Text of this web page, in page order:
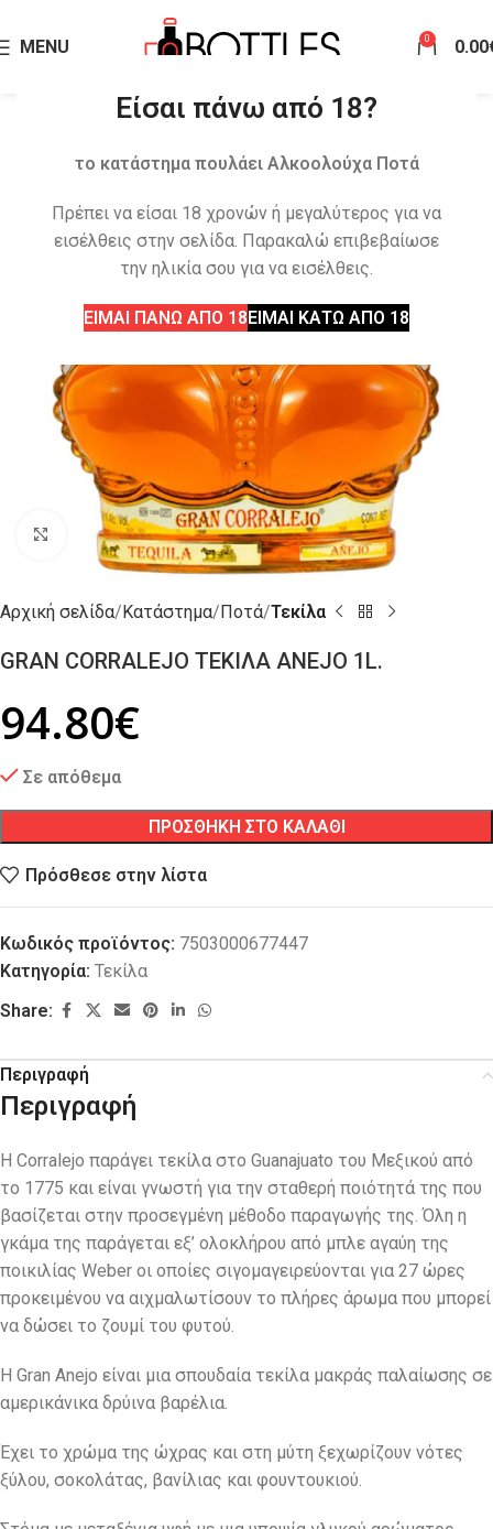
Είσαι πάνω από 18?
το κατάστημα πουλάει Αλκοολούχα Ποτά
Πρέπει να είσαι 18 χρονών ή μεγαλύτερος για να
εισέλθεις στην σελίδα. Παρακαλώ επιβεβαίωσε
την ηλικία σου για να εισέλθεις.
ΕΙΜΑΙ ΠΑΝΩ ΑΠΟ 18ΕΙΜΑΙ ΚΑΤΩ ΑΠΟ 18
MENU 0 0.00
Click to enlarge
Αρχική σελίδα Κατάστημα Ποτά Τεκίλα
GRAN CORRALEJO ΤΕΚΙΛΑ ANEJO 1L.
94.80€
Σε απόθεμα
ΠΡΟΣΘΗΚΗ ΣΤΟ ΚΑΛΑΘΙ
Πρόσθεσε στην λίστα
Κωδικός προϊόντος: 7503000677447
Κατηγορία: Τεκίλα
Share:
Περιγραφή
Περιγραφή
Η Corralejo παράγει τεκίλα στο Guanajuato του Μεξικού από
το 1775 και είναι γνωστή για την σταθερή ποιότητά της που
βασίζεται στην προσεγμένη μέθοδο παραγωγής της. Όλη η
γκάμα της παράγεται εξ’ ολοκλήρου από μπλε αγαύη της
ποικιλίας Weber οι οποίες σιγομαγειρεύονται για 27 ώρες
προκειμένου να αιχμαλωτίσουν το πλήρες άρωμα που μπορεί
να δώσει το ζουμί του φυτού.
Η Gran Anejo είναι μια σπουδαία τεκίλα μακράς παλαίωσης σε
αμερικάνικα δρύινα βαρέλια.
Έχει το χρώμα της ώχρας και στη μύτη ξεχωρίζουν νότες
ξύλου, σοκολάτας, βανίλιας και φουντουκιού.